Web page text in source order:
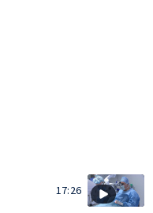
17:26